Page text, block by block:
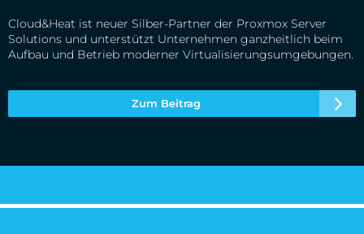
Cloud&Heat ist neuer Silber-Partner der Proxmox Server
Solutions und unterstützt Unternehmen ganzheitlich beim
Aufbau und Betrieb moderner Virtualisierungsumgebungen.
Zum Beitrag